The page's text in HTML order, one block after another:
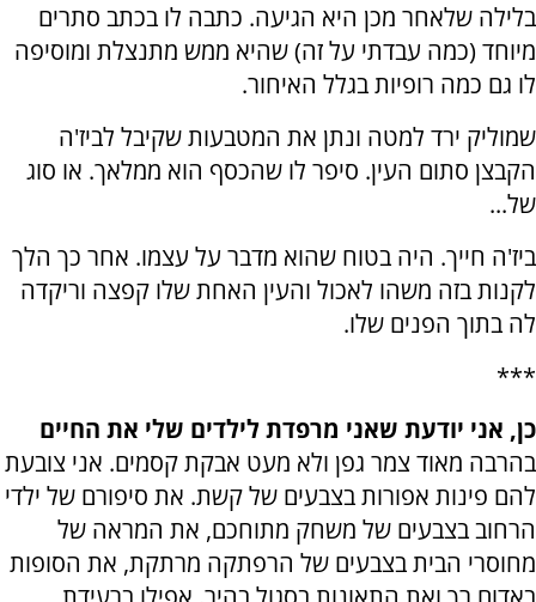
בלילה שלאחר מכן היא הגיעה. כתבה לו בכתב סתרים
מיוחד (כמה עבדתי על זה) שהיא ממש מתנצלת ומוסיפה
לו גם כמה רופיות בגלל האיחור.
שמוליק ירד למטה ונתן את המטבעות שקיבל לביז'ה
הקבצן סתום העין. סיפר לו שהכסף הוא ממלאך. או סוג
של...
ביז'ה חייך. היה בטוח שהוא מדבר על עצמו. אחר כך הלך
לקנות בזה משהו לאכול והעין האחת שלו קפצה וריקדה
לה בתוך הפנים שלו.
***
כן, אני יודעת שאני מרפדת לילדים שלי את החיים
בהרבה מאוד צמר גפן ולא מעט אבקת קסמים. אני צובעת
להם פינות אפורות בצבעים של קשת. את סיפורם של ילדי
הרחוב בצבעים של משחק מתוחכם, את המראה של
מחוסרי הבית בצבעים של הרפתקה מרתקת, את הסופות